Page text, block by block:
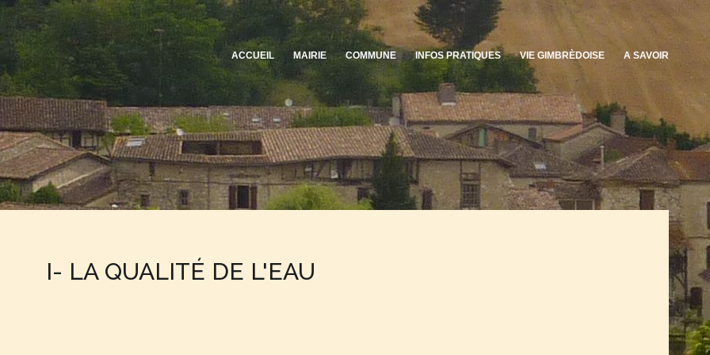
ACCUEIL MAIRIE COMMUNE INFOS PRATIQUES VIE GIMBRÈDOISE A SAVOIR
I- LA QUALITÉ DE L'EAU